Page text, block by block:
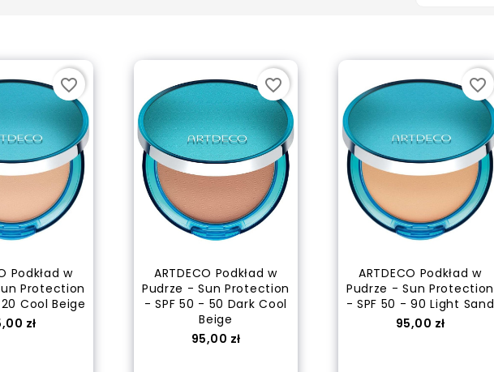
WELLATON Farba do...
Cena
21,50 zł
WELLATON Farba do...
Cena
21,50 zł
Podkład w
Protection
Cool Beige
zł
favorite_border
ARTDECO Podkład w
Pudrze - Sun Protection
- SPF 50 - 50 Dark Cool
Beige
Cena
95,00 zł
favorite_border
ARTDECO Podkład w
Pudrze - Sun Protection
- SPF 50 - 90 Light Sand
Cena
95,00 zł
favorite_border